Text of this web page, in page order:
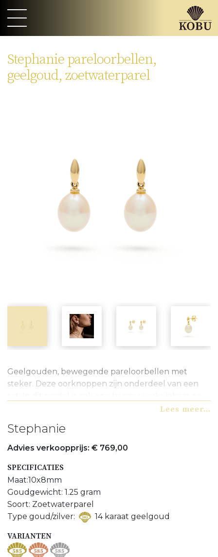
Stephanie pareloorbellen,
geelgoud, zoetwaterparel
Geelgouden, bewegende pareloorbellen met
steker. Deze oorknoppen zijn onderdeel van een
kunt u vinden op de website. Zeer geschikt als
bij uw juwelier of neem contact met ons op.
Bijpassend hanger bekijken
Meer Oorsieraden bekijken
Meer Zoetwaterparel sieraden bekijken
Lees meer...
Stephanie
Advies verkoopprijs: € 769,00
SPECIFICATIES
Maat:10x8mm
Goudgewicht: 1.25 gram
Soort: Zoetwaterparel
Type goud/zilver:
14 karaat geelgoud
VARIANTEN